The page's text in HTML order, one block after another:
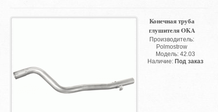
Конечная труба
глушителя OKA
Производитель:
Polmostrow
Модель: 42.03
Наличие: Под заказ